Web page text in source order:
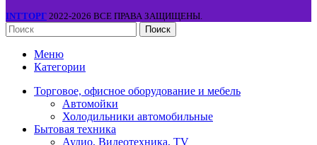
INTТОРГ 2022-2026 ВСЕ ПРАВА ЗАЩИЩЕНЫ.
Поиск
Меню
Категории
Торговое, офисное оборудование и мебель
Автомойки
Холодильники автомобильные
Бытовая техника
Аудио, Видеотехника, TV